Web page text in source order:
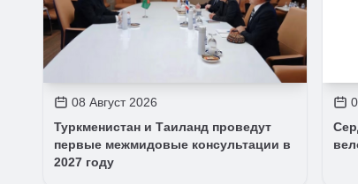
08 Август 2026
Туркменистан и Таиланд проведут
первые межмидовые консультации в
2027 году